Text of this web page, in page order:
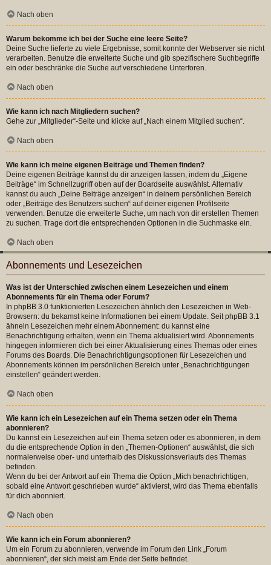
Nach oben
Warum bekomme ich bei der Suche eine leere Seite?
Deine Suche lieferte zu viele Ergebnisse, somit konnte der Webserver sie nicht
verarbeiten. Benutze die erweiterte Suche und gib spezifischere Suchbegriffe
ein oder beschränke die Suche auf verschiedene Unterforen.
Nach oben
Wie kann ich nach Mitgliedern suchen?
Gehe zur „Mitglieder“-Seite und klicke auf „Nach einem Mitglied suchen“.
Nach oben
Wie kann ich meine eigenen Beiträge und Themen finden?
Deine eigenen Beiträge kannst du dir anzeigen lassen, indem du „Eigene
Beiträge“ im Schnellzugriff oben auf der Boardseite auswählst. Alternativ
kannst du auch „Deine Beiträge anzeigen“ in deinem persönlichen Bereich
oder „Beiträge des Benutzers suchen“ auf deiner eigenen Profilseite
verwenden. Benutze die erweiterte Suche, um nach von dir erstellen Themen
zu suchen. Trage dort die entsprechenden Optionen in die Suchmaske ein.
Nach oben
Abonnements und Lesezeichen
Was ist der Unterschied zwischen einem Lesezeichen und einem
Abonnements für ein Thema oder Forum?
In phpBB 3.0 funktionierten Lesezeichen ähnlich den Lesezeichen in Web-
Browsern: du bekamst keine Informationen bei einem Update. Seit phpBB 3.1
ähneln Lesezeichen mehr einem Abonnement: du kannst eine
Benachrichtigung erhalten, wenn ein Thema aktualisiert wird. Abonnements
hingegen informieren dich bei einer Aktualisierung eines Themas oder eines
Forums des Boards. Die Benachrichtigungsoptionen für Lesezeichen und
Abonnements können im persönlichen Bereich unter „Benachrichtigungen
einstellen“ geändert werden.
Nach oben
Wie kann ich ein Lesezeichen auf ein Thema setzen oder ein Thema
abonnieren?
Du kannst ein Lesezeichen auf ein Thema setzen oder es abonnieren, in dem
du die entsprechende Option in den „Themen-Optionen“ auswählst, die sich
normalerweise ober- und unterhalb des Diskussionsverlaufs des Themas
befinden.
Wenn du bei der Antwort auf ein Thema die Option „Mich benachrichtigen,
sobald eine Antwort geschrieben wurde“ aktivierst, wird das Thema ebenfalls
für dich abonniert.
Nach oben
Wie kann ich ein Forum abonnieren?
Um ein Forum zu abonnieren, verwende im Forum den Link „Forum
abonnieren“, der sich meist am Ende der Seite befindet.